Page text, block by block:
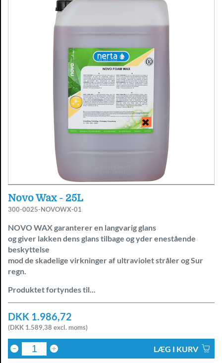
Novo Wax - 25L
300-0025-NOVOWX-01
NOVO WAX garanterer en langvarig glans
og giver lakken dens glans tilbage og yder enestående
beskyttelse
mod de skadelige virkninger af ultraviolet stråler og Sur
regn.
Produktet fortyndes til...
DKK 1.986,72
(DKK 1.589,38 excl. moms)
LÆG I KURV